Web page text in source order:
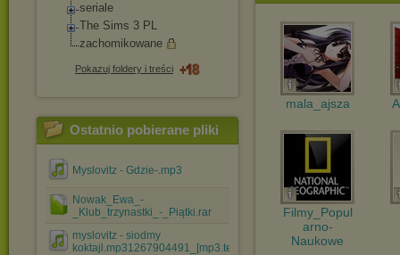
seriale
The Sims 3 PL
zachomikowane
Pokazuj foldery i treści
Ostatnio pobierane pliki
Myslovitz - Gdzie-.mp3
Nowak_Ewa_-
_Klub_trzynastki_-_Piątki.rar
myslovitz - siodmy
koktajl.mp31267904491_[mp3.teledysk....mp3
mala_ajsza
Filmy_Popul
arno-
Naukowe